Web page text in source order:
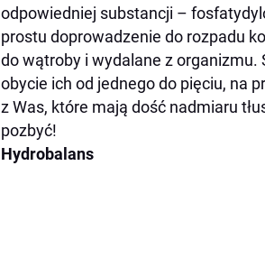
odpowiedniej substancji –
prostu doprowadzenie do rozpadu
do wątroby i wydalane z organizmu.
obycie ich od jednego do pięciu, na
z Was, które mają dość nadmiaru
pozbyć!
Hydrobalans